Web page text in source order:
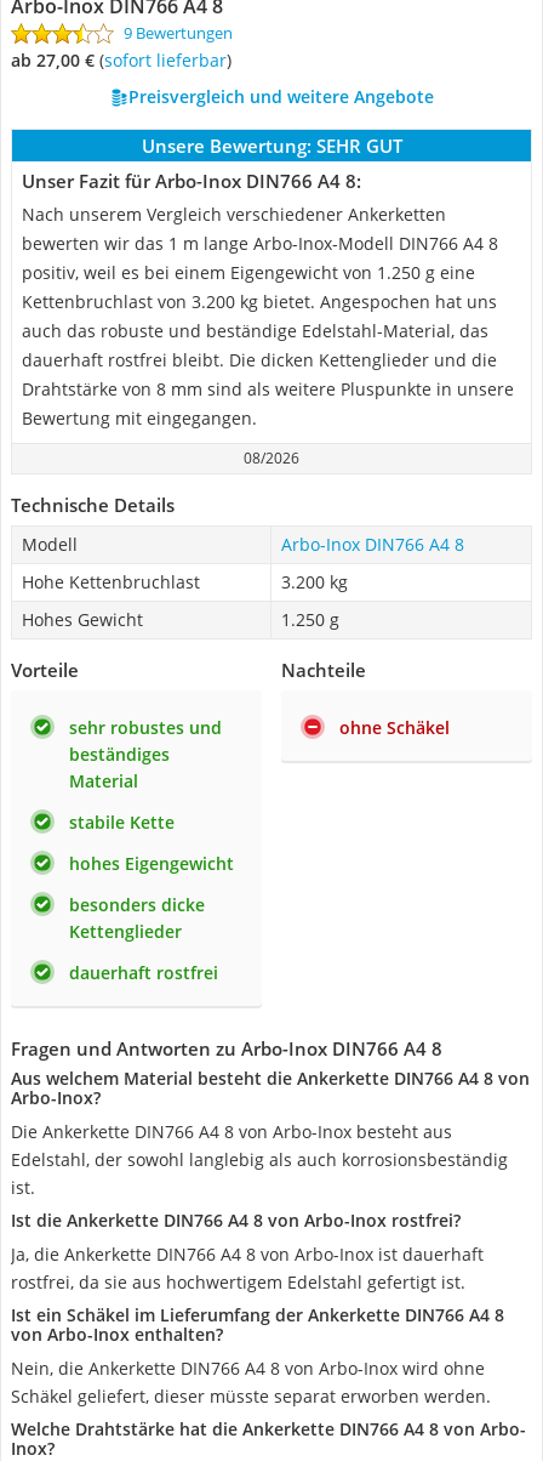
Arbo-Inox DIN766 A4 8
9 Bewertungen
ab 27,00 € ( Sofort lieferbar)
Preisvergleich und weitere Angebote
Unsere Bewertung: SEHR GUT
Unser Fazit für Arbo-Inox DIN766 A4 8:
Nach unserem Vergleich verschiedener Ankerketten
bewerten wir das 1 m lange Arbo-Inox-Modell DIN766 A4 8
positiv, weil es bei einem Eigengewicht von 1.250 g eine
Kettenbruchlast von 3.200 kg bietet. Angespochen hat uns
auch das robuste und beständige Edelstahl-Material, das
dauerhaft rostfrei bleibt. Die dicken Kettenglieder und die
Drahtstärke von 8 mm sind als weitere Pluspunkte in unsere
Bewertung mit eingegangen.
08/2026
Technische Details
Modell
Arbo-Inox DIN766 A4 8
Hohe Kettenbruchlast
3.200 kg
Hohes Gewicht
1.250 g
Vorteile
sehr robustes und
beständiges
Material
stabile Kette
hohes Eigengewicht
besonders dicke
Kettenglieder
dauerhaft rostfrei
Nachteile
ohne Schäkel
Fragen und Antworten zu Arbo-Inox DIN766 A4 8
Aus welchem Material besteht die Ankerkette DIN766 A4 8 von
Arbo-Inox?
Die Ankerkette DIN766 A4 8 von Arbo-Inox besteht aus
Edelstahl, der sowohl langlebig als auch korrosionsbeständig
ist.
Ist die Ankerkette DIN766 A4 8 von Arbo-Inox rostfrei?
Ja, die Ankerkette DIN766 A4 8 von Arbo-Inox ist dauerhaft
rostfrei, da sie aus hochwertigem Edelstahl gefertigt ist.
Ist ein Schäkel im Lieferumfang der Ankerkette DIN766 A4 8
von Arbo-Inox enthalten?
Nein, die Ankerkette DIN766 A4 8 von Arbo-Inox wird ohne
Schäkel geliefert, dieser müsste separat erworben werden.
Welche Drahtstärke hat die Ankerkette DIN766 A4 8 von Arbo-
Inox?